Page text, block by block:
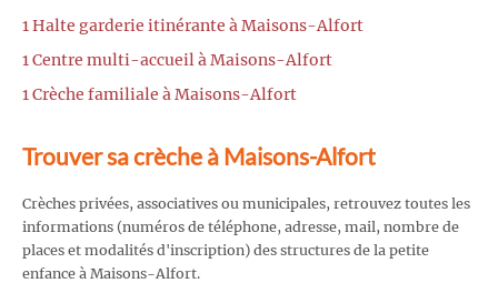
1 Halte garderie itinérante à Maisons-Alfort
1 Centre multi-accueil à Maisons-Alfort
1 Crèche familiale à Maisons-Alfort
Trouver sa crèche à Maisons-Alfort
Crèches privées, associatives ou municipales, retrouvez toutes les
informations (numéros de téléphone, adresse, mail, nombre de
places et modalités d'inscription) des structures de la petite
enfance à Maisons-Alfort.